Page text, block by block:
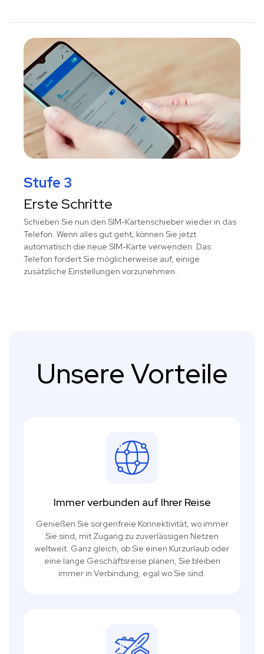
Stufe 3
Erste Schritte
Schieben Sie nun den SIM-Kartenschieber wieder in das
Telefon. Wenn alles gut geht, können Sie jetzt
automatisch die neue SIM-Karte verwenden. Das
Telefon fordert Sie möglicherweise auf, einige
zusätzliche Einstellungen vorzunehmen.
Unsere Vorteile
Immer verbunden auf Ihrer Reise
Genießen Sie sorgenfreie Konnektivität, wo immer
Sie sind, mit Zugang zu zuverlässigen Netzen
weltweit. Ganz gleich, ob Sie einen Kurzurlaub oder
eine lange Geschäftsreise planen, Sie bleiben
immer in Verbindung, egal wo Sie sind.